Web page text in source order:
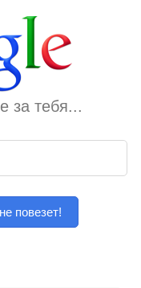
за тебя...
повезет!